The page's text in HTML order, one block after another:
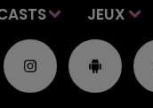
JEUX